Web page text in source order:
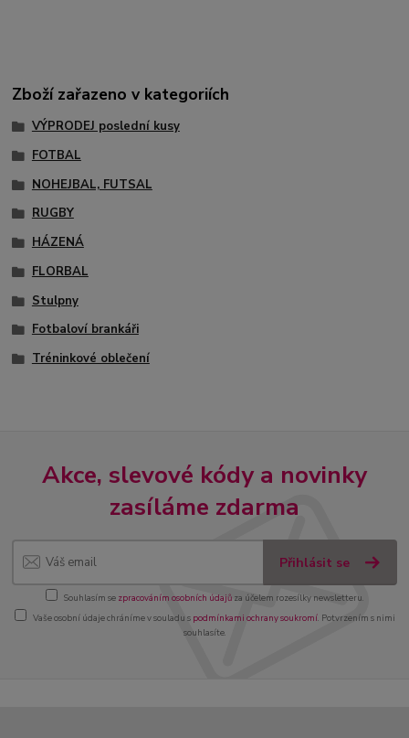
Zboží zařazeno v kategoriích
VÝPRODEJ poslední kusy
FOTBAL
NOHEJBAL, FUTSAL
RUGBY
HÁZENÁ
FLORBAL
Stulpny
Fotbaloví brankáři
Tréninkové oblečení
Akce, slevové kódy a novinky
zasíláme zdarma
Přihlásit se
Souhlasím se zpracováním osobních údajůza účelem rozesílky newsletteru.
Vaše osobní údaje chráníme v souladu s podmínkami ochrany soukromí. Potvrzením s nimi
souhlasíte.